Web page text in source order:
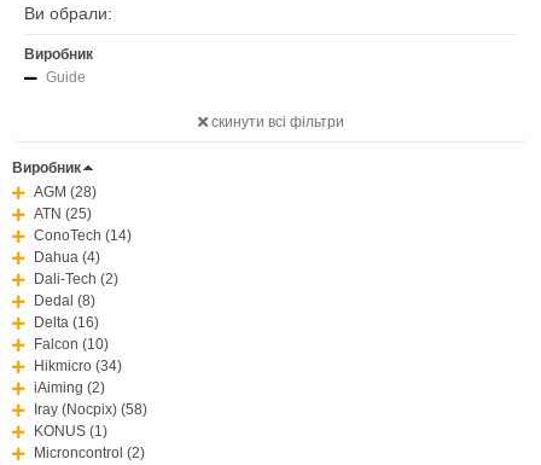
Ви обрали:
Виробник
Guide
скинути всі фільтри
Виробник
AGM (28)
ATN (25)
ConoTech (14)
Dahua (4)
Dali-Tech (2)
Dedal (8)
Delta (16)
Falcon (10)
Hikmicro (34)
iAiming (2)
Iray (Nocpix) (58)
KONUS (1)
Microncontrol (2)